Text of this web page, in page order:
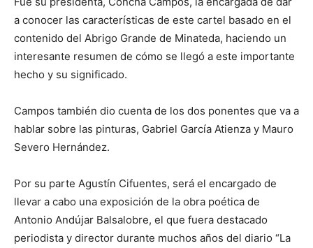
a conocer las características de este cartel basado en el
contenido del Abrigo Grande de Minateda, haciendo un
interesante resumen de cómo se llegó a este importante
hecho y su significado.
Campos también dio cuenta de los dos ponentes que va a
hablar sobre las pinturas, Gabriel García Atienza y Mauro
Severo Hernández.
Por su parte Agustín Cifuentes, será el encargado de
llevar a cabo una exposición de la obra poética de
Antonio Andújar Balsalobre, el que fuera destacado
periodista y director durante muchos años del diario “La